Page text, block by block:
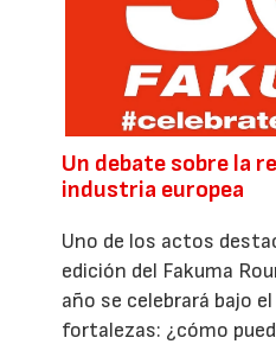
Un debate sobre la
industria europea
Uno de los actos
edición del Fakuma
año se celebrará bajo
fortalezas: ¿cómo